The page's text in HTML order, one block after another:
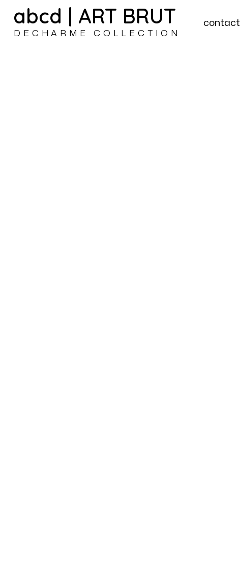
abcd | ART BRUT
DECHARME COLLECTION
contact